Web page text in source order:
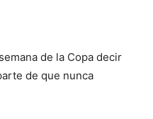
de la Copa decir
de que nunca